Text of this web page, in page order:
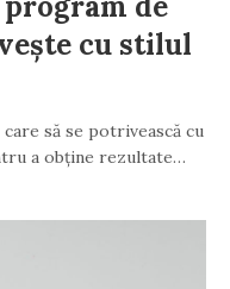
cu stilul
să se potrivească cu
a obține rezultate…